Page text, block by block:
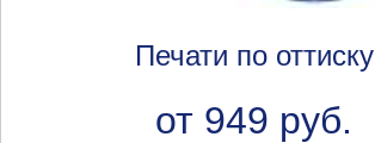
Печати по оттиску
от 949 руб.